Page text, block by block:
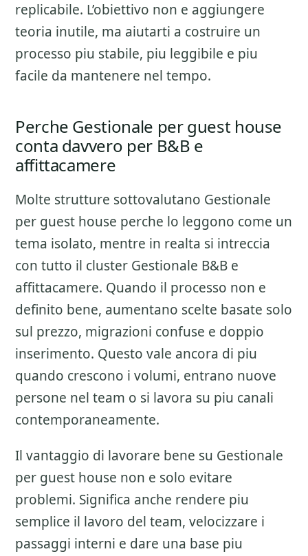
replicabile. L’obiettivo non e aggiungere
teoria inutile, ma aiutarti a costruire un
processo piu stabile, piu leggibile e piu
facile da mantenere nel tempo.
Perche Gestionale per guest house
conta davvero per B&B e
affittacamere
Molte strutture sottovalutano Gestionale
per guest house perche lo leggono come un
tema isolato, mentre in realta si intreccia
con tutto il cluster Gestionale B&B e
affittacamere. Quando il processo non e
definito bene, aumentano scelte basate solo
sul prezzo, migrazioni confuse e doppio
inserimento. Questo vale ancora di piu
quando crescono i volumi, entrano nuove
persone nel team o si lavora su piu canali
contemporaneamente.
Il vantaggio di lavorare bene su Gestionale
per guest house non e solo evitare
problemi. Significa anche rendere piu
semplice il lavoro del team, velocizzare i
passaggi interni e dare una base piu